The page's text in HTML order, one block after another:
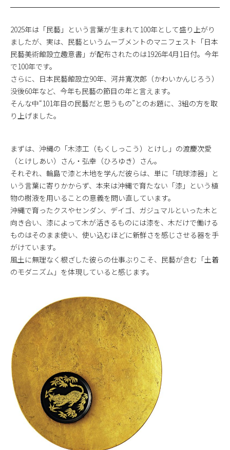
2025年は「民藝」という言葉が生まれて100年として盛り上がり
ましたが、実は、民藝というムーブメントのマニフェスト「日本
民藝美術館設立趣意書」が配布されたのは1926年4月1日付。今年
で100年です。
さらに、日本民藝館設立90年、河井寛次郎（かわいかんじろう）
没後60年など、今年も民藝の節目の年と言えます。
そんな中“101年目の民藝だと思うもの”とのお題に、3組の方を取
り上げました。
まずは、沖縄の「木漆工（もくしっこう）とけし」の渡慶次愛
（とけしあい）さん・弘幸（ひろゆき）さん。
それぞれ、輪島で漆と木地を学んだ彼らは、単に「琉球漆器」と
いう言葉に寄りかからず、本来は沖縄で育たない「漆」という植
物の樹液を用いることの意義を問い直しています。
沖縄で育ったクスやセンダン、デイゴ、ガジュマルといった木と
向き合い、漆によって木が活きるものには漆を、木だけで働ける
ものはそのまま使い、使い込むほどに新鮮さを感じさせる器を手
がけています。
風土に無理なく根ざした彼らの仕事ぶりこそ、民藝が含む「土着
のモダニズム」を体現していると感じます。